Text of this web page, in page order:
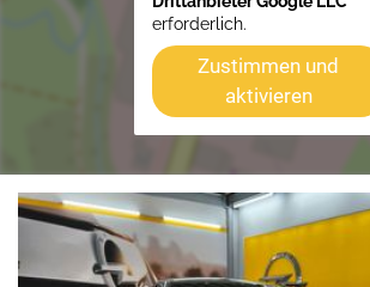
erforderlich.
Zustimmen und
aktivieren